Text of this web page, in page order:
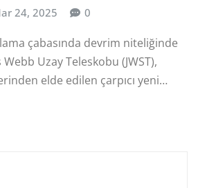
24, 2025 0
çabasında devrim niteliğinde
Uzay Teleskobu (JWST),
elde edilen çarpıcı yeni…